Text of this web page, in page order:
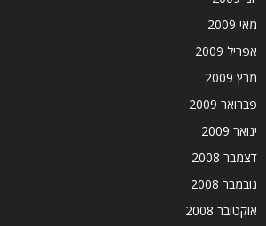
מאי 2009
אפריל 2009
מרץ 2009
פברואר 2009
ינואר 2009
דצמבר 2008
נובמבר 2008
אוקטובר 2008